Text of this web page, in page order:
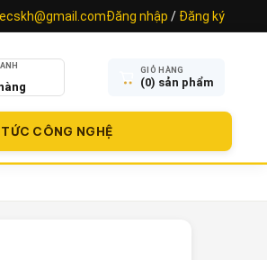
Đăng nhập / Đăng ký
GIỎ HÀNG
(0) sản phẩm
CÔNG NGHỆ